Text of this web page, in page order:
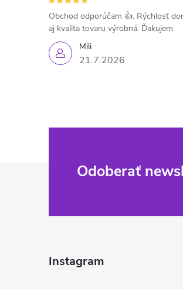
Mili
21.7.2026
Obchod odporúčam 👍. Rýchlosť
aj kvalita tovaru výrobná. Ďakujem.
Odoberať
Instagram